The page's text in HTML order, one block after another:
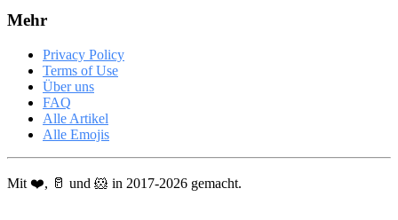
Mehr
Privacy Policy
Terms of Use
Über uns
FAQ
Alle Artikel
Alle Emojis
Mit ❤️, 🥛 und 🐹 in 2017-2026 gemacht.